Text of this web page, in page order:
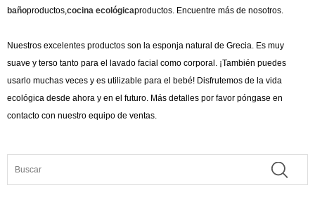
bañoproductos, cocina ecológicaproductos. Encuentre más de nosotros.
Nuestros excelentes productos son la esponja natural de Grecia. Es muy
suave y terso tanto para el lavado facial como corporal. ¡También puedes
usarlo muchas veces y es utilizable para el bebé! Disfrutemos de la vida
ecológica desde ahora y en el futuro. Más detalles por favor póngase en
contacto con nuestro equipo de ventas.